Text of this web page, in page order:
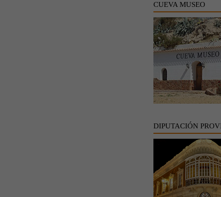
CUEVA MUSEO
DIPUTACIÓN